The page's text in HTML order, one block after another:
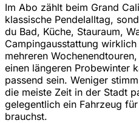
Im Abo zählt beim Grand
klassische Pendelalltag,
du Bad, Küche, Stauraum,
Campingausstattung
mehreren
einen längeren Probewinter
passend sein. Weniger
die meiste Zeit in der Stadt
gelegentlich ein Fahrzeug
brauchst.